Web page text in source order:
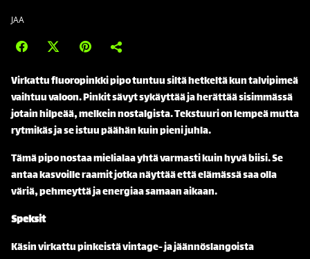
JAA
Virkattu fluoropinkki pipo tuntuu siltä hetkeltä kun talvipimeä
vaihtuu valoon. Pinkit sävyt sykäyttää ja herättää sisimmässä
jotain hilpeää, melkein nostalgista. Tekstuuri on lempeä mutta
rytmikäs ja se istuu päähän kuin pieni juhla.
Tämä pipo nostaa mielialaa yhtä varmasti kuin hyvä biisi. Se
antaa kasvoille raamit jotka näyttää että elämässä saa olla
väriä, pehmeyttä ja energiaa samaan aikaan.
Speksit
Käsin virkattu pinkeistä vintage- ja jäännöslangoista